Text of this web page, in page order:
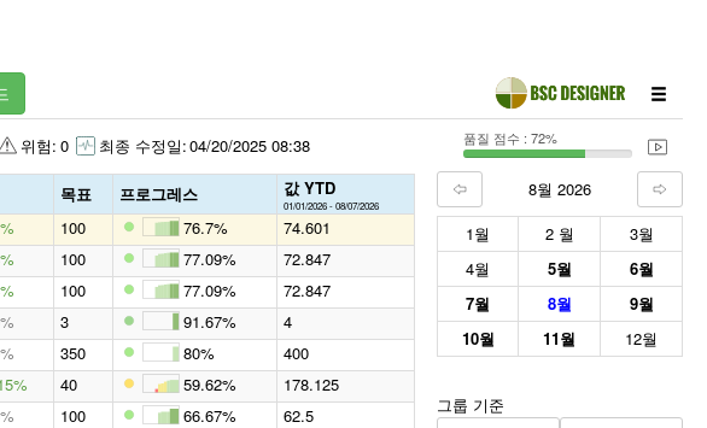
위험: 0 최종 수정일:04/20/2025 08:38 품질 점수 : 72%
목표 프로그레스 값 YTD
01/01/2026 - 08/07/2026
100 76.7%
74.601
100 77.09%
72.847
100 77.09%
72.847
3 91.67%
4
350 80%
400
40 59.62%
178.125
100 66.67%
62.5
8월 2026
1월
2 월
3월
4월
5월
6월
7월
8월
9월
10월
11월 12월
그룹 기준